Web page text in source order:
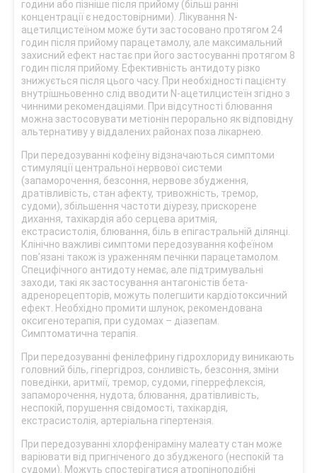
години або пізніше після прийому (більш ранні
концентрації є недостовірними). Лікування N-
ацетилцистеїном може бути застосовано протягом 24
годин після прийому парацетамолу, але максимальний
захисний ефект настає при його застосуванні протягом 8
годин після прийому. Ефективність антидоту різко
знижується після цього часу. При необхідності пацієнту
внутрішньовенно слід вводити N-ацетилцистеїн згідно з
чинними рекомендаціями. При відсутності блювання
можна застосовувати метіонін перорально як відповідну
альтернативу у віддалених районах поза лікарнею.
При передозуванні кофеїну відзначаються симптоми
стимуляції центральної нервової системи
(запаморочення, безсоння, нервове збудження,
дратівливість, стан афекту, тривожність, тремор,
судоми), збільшення частоти діурезу, прискорене
дихання, тахікардія або серцева аритмія,
екстрасистолія, блювання, біль в епігастральній ділянці.
Клінічно важливі симптоми передозування кофеїном
пов’язані також із ураженням печінки парацетамолом.
Специфічного антидоту немає, але підтримувальні
заходи, такі як застосування антагоністів бета-
адренорецепторів, можуть полегшити кардіотоксичний
ефект. Необхідно промити шлунок, рекомендована
оксигенотерапія, при судомах – діазепам.
Симптоматична терапія.
При передозуванні фенілефрину гідрохлориду виникають
головний біль, гіпергідроз, сонливість, безсоння, зміни
поведінки, аритмії, тремор, судоми, гіперрефлексія,
запаморочення, нудота, блювання, дратівливість,
неспокій, порушення свідомості, тахікардія,
екстрасистолія, артеріальна гіпертензія.
При передозуванні хлорфеніраміну малеату стан може
варіювати від пригніченого до збудженого (неспокій та
судоми). Можуть спостерігатися атропіноподібні